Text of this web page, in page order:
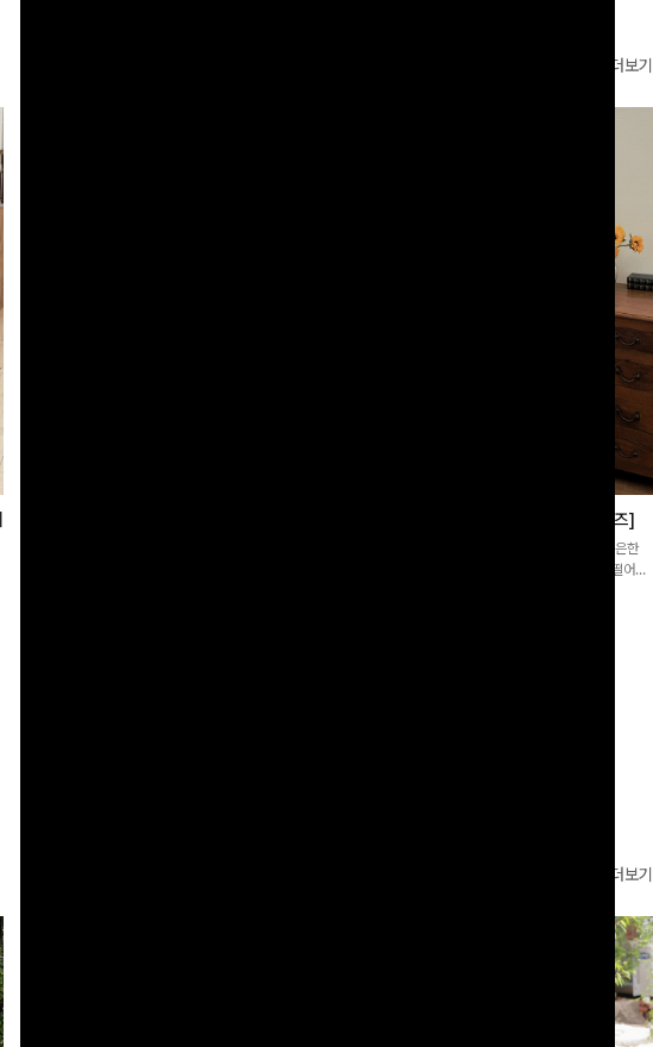
더보기
쿨링버튼 8부와이드팬츠[FREE,L사이즈]
[바스락소재💙/8부기장]사이드 버튼 디테일이 은은한
포인트가 되어주는 와이드 팬츠입니다. 여유롭게 떨어지
더보기